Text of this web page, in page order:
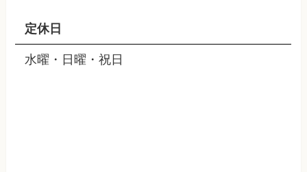
定休日
水曜・日曜・祝日